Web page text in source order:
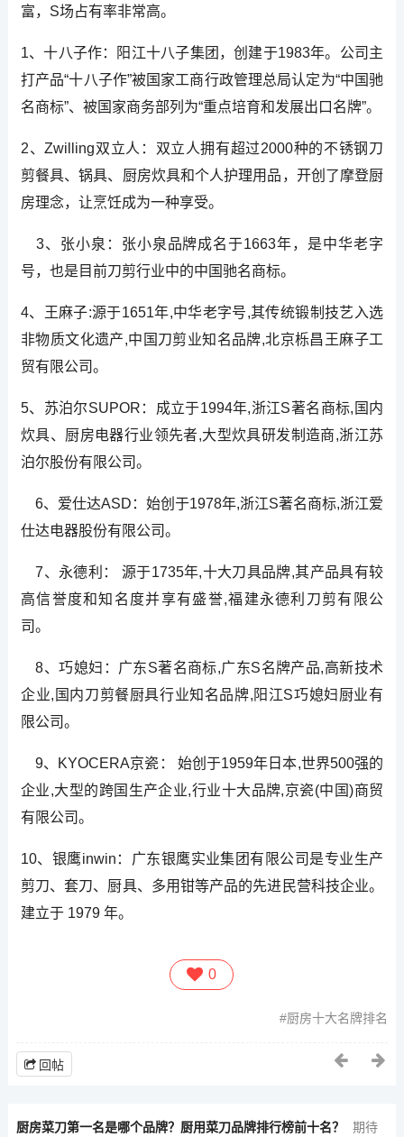
富，S场占有率非常高。
1、十八子作：阳江十八子集团，创建于1983年。公司主
打产品“十八子作”被国家工商行政管理总局认定为“中国驰
名商标”、被国家商务部列为“重点培育和发展出口名牌”。
2、Zwilling双立人：双立人拥有超过2000种的不锈钢刀
剪餐具、锅具、厨房炊具和个人护理用品，开创了摩登厨
房理念，让烹饪成为一种享受。
3、张小泉：张小泉品牌成名于1663年，是中华老字
号，也是目前刀剪行业中的中国驰名商标。
4、王麻子:源于1651年,中华老字号,其传统锻制技艺入选
非物质文化遗产,中国刀剪业知名品牌,北京栎昌王麻子工
贸有限公司。
5、苏泊尔SUPOR：成立于1994年,浙江S著名商标,国内
炊具、厨房电器行业领先者,大型炊具研发制造商,浙江苏
泊尔股份有限公司。
6、爱仕达ASD：始创于1978年,浙江S著名商标,浙江爱
仕达电器股份有限公司。
7、永德利： 源于1735年,十大刀具品牌,其产品具有较
高信誉度和知名度并享有盛誉,福建永德利刀剪有限公
司。
8、巧媳妇：广东S著名商标,广东S名牌产品,高新技术
企业,国内刀剪餐厨具行业知名品牌,阳江S巧媳妇厨业有
限公司。
9、KYOCERA京瓷： 始创于1959年日本,世界500强的
企业,大型的跨国生产企业,行业十大品牌,京瓷(中国)商贸
有限公司。
10、银鹰inwin：广东银鹰实业集团有限公司是专业生产
剪刀、套刀、厨具、多用钳等产品的先进民营科技企业。
建立于 1979 年。
0
厨房十大名牌排名
回帖
厨房菜刀第一名是哪个品牌？厨用菜刀品牌排行榜前十名？
期待